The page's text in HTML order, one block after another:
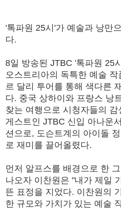
'톡파원 25시'가 예술과 낭만
다.
8일 방송된 JTBC '톡파원 25
오스트리아의 독특한 예술
르 달리 투어를 통해 색다른
다. 중국 상하이와 프랑스 낭
찾는 여행으로 시청자들의 감
게스트인 JTBC 신입 아나운
션으로, 도슨트계의 아이돌
로 재미를 끌어올렸다.
먼저 알프스를 배경으로 한
나오자 이찬원은 "내가 제일
뜬 표정을 지었다. 이찬원의
한 규모와 가치가 있는 예술